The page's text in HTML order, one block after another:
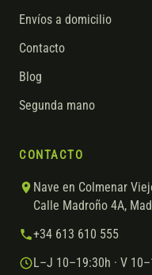
Envíos a domicilio
Contacto
Blog
Segunda mano
CONTACTO
Nave en Colmenar
Calle Madroño 4A,
+34 613 610 555
L–J 10–19:30h · V